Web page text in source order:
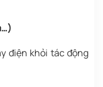
điện khỏi tác động